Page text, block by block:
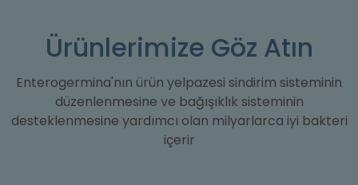
Ürünlerimize Göz Atın
Enterogermina'nın ürün yelpazesi sindirim sisteminin
düzenlenmesine ve bağışıklık sisteminin
desteklenmesine yardımcı olan milyarlarca iyi bakteri
içerir